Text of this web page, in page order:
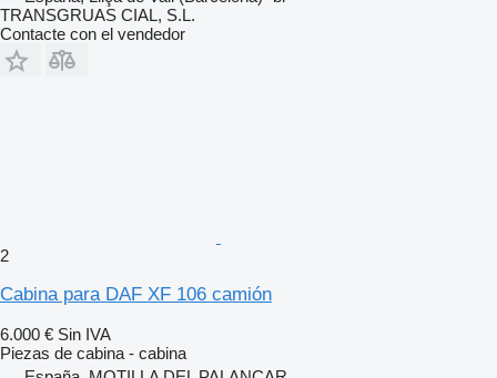
TRANSGRUAS CIAL, S.L.
Contacte con el vendedor
2
Cabina para DAF XF 106 camión
6.000 € Sin IVA
Piezas de cabina - cabina